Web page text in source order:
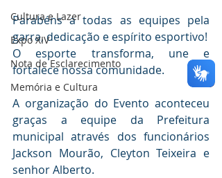
Cultura e Lazer
Expo XIV
Nota de Esclarecimento
Memória e Cultura
Parabéns a todas as equipes pela
O esporte transforma, une e
fortalece nossa comunidade.
A organização do Evento aconteceu
graças a equipe da Prefeitura
municipal através dos funcionários
Jackson Mourão, Cleyton Teixeira e
senhor Alberto.